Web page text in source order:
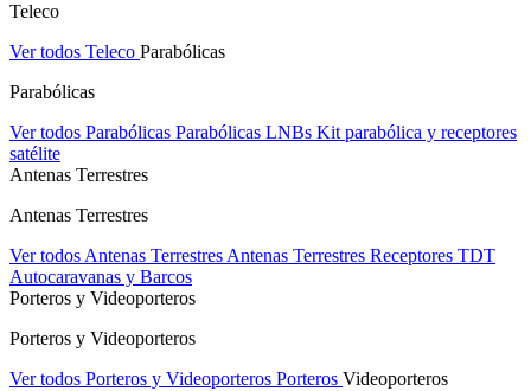
Teleco
Ver todos Teleco Parabólicas
Parabólicas
Ver todos Parabólicas Parabólicas LNBs Kit parabólica y receptores
satélite
Antenas Terrestres
Antenas Terrestres
Ver todos Antenas Terrestres Antenas Terrestres Receptores TDT
Autocaravanas y Barcos
Porteros y Videoporteros
Porteros y Videoporteros
Ver todos Porteros y Videoporteros Porteros Videoporteros